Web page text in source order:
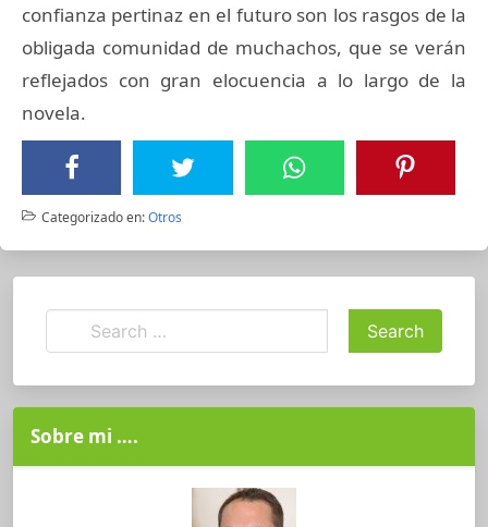
confianza pertinaz en el futuro son los rasgos de la
obligada comunidad de muchachos, que se verán
reflejados con gran elocuencia a lo largo de la
novela.
Categorizado en:Otros
Sobre mi ….